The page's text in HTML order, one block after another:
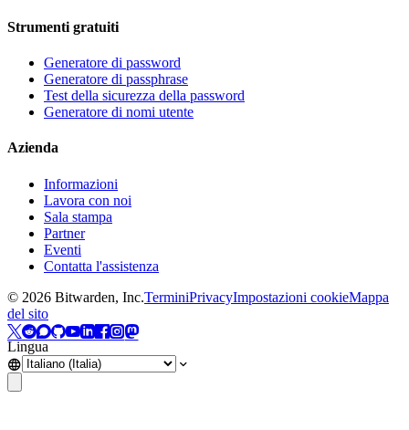
Strumenti gratuiti
Generatore di password
Generatore di passphrase
Test della sicurezza della password
Generatore di nomi utente
Azienda
Informazioni
Lavora con noi
Sala stampa
Partner
Eventi
Contatta l'assistenza
© 2026 Bitwarden, Inc.TerminiPrivacyImpostazioni cookieMappa
del sito
Lingua